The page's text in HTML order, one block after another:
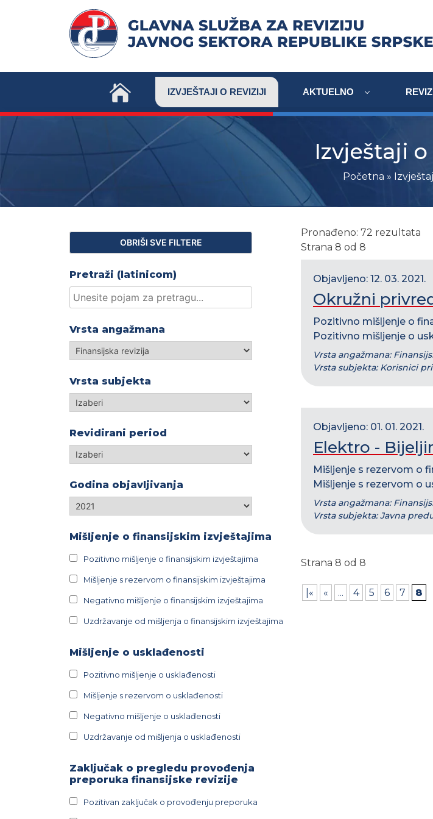
IZVJEŠTAJI O REVIZIJI AKTUELNO
Izvještaji
Početna »
Pretraži (latinicom)
Vrsta angažmana
Vrsta
angažmana
Vrsta subjekta
Izaberi
Revidirani period
Revidirani
period
Godina objavljivanja
Godina
objavljivanja
Mišljenje o finansijskim izvještajima
Pozitivno mišljenje o finansijskim izvještajima
Mišljenje s rezervom o finansijskim izvještajima
Negativno mišljenje o finansijskim izvještajima
Uzdržavanje od mišljenja o finansijskim izvještajima
Mišljenje o usklađenosti
Pozitivno mišljenje o usklađenosti
Mišljenje s rezervom o usklađenosti
Negativno mišljenje o usklađenosti
Uzdržavanje od mišljenja o usklađenosti
Zaključak o pregledu provođenja
preporuka finansijske revizije
Pozitivan zaključak o provođenju preporuka
Pronađeno: 72 rezultata
Strana 8 od 8
Objavljeno: 12. 03. 2021.
Okružni
Pozitivno mišljenje o
Pozitivno mišljenje o
Vrsta angažmana:
Vrsta subjekta: Korisnici
Objavljeno: 01. 01. 2021.
Elektro -
Mišljenje s rezervom o
Mišljenje s rezervom o
Vrsta angažmana:
Vrsta subjekta: Javna
Strana 8 od 8
|« « ... 4 5 6 7 8